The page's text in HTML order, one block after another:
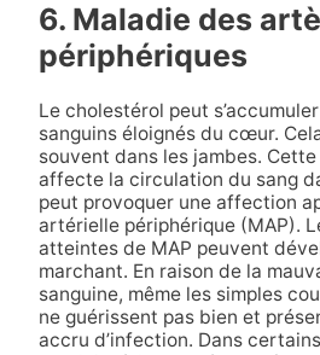
6. Maladie des
périphériques
Le cholestérol peut
sanguins éloignés du cœur.
souvent dans les jambes.
affecte la circulation du sang
peut provoquer une affection
artérielle périphérique (MAP).
atteintes de MAP peuvent
marchant. En raison de la
sanguine, même les simples
ne guérissent pas bien et
accru d’infection. Dans